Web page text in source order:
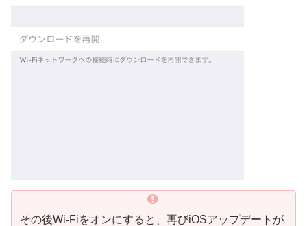
その後Wi-Fiをオンにすると、再びiOSアップデートが